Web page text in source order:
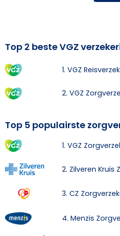
Top 2 beste VGZ
1. VGZ
2. VGZ
Top 5 populairste
1. VGZ
2. Zilveren Kruis
3. CZ
4. Menzis